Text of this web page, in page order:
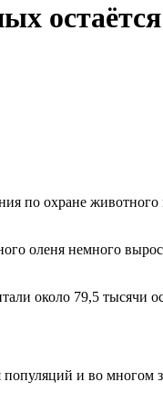
по охране животного
оленя немного
около 79,5 тысячи
и во многом